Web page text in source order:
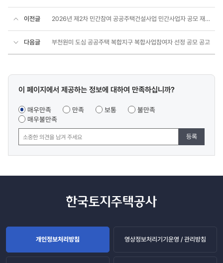
이전글 2026년 제2차 민간참여 공공주택건설사업 민간사업자 공모 재공고
다음글 부천원미 도심 공공주택 복합지구 복합사업참여자 선정 공모 공고
콘텐츠
조사
이 페이지에서 제공하는 정보에 대하여 만족하십니까?
매우만족 만족 보통
불만족
매우불만족
등록
개인정보처리방침 영상정보처리기기운영 / 관리방침